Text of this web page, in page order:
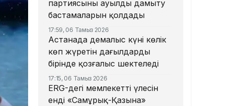
партиясының ауылды дамыту
бастамаларын қолдады
17:59, 06 Тамыз 2026
Астанада демалыс күні көлік
көп жүретін даңғылдардың
бірінде қозғалыс шектеледі
17:15, 06 Тамыз 2026
ERG-дегі мемлекеттің үлесін
енді «Самұрық-Қазына»